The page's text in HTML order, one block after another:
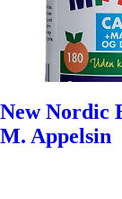
New Nordic
M. Appelsin